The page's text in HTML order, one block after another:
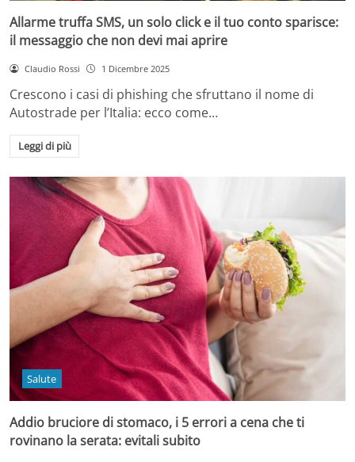
Allarme truffa SMS, un solo click e il tuo conto sparisce:
il messaggio che non devi mai aprire
Claudio Rossi 1 Dicembre 2025
Crescono i casi di phishing che sfruttano il nome di
Autostrade per l’Italia: ecco come…
Leggi di più
Salute
Addio bruciore di stomaco, i 5 errori a cena che ti
rovinano la serata: evitali subito